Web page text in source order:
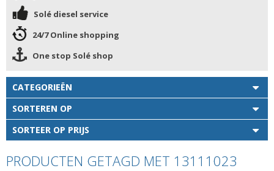
Solé diesel service
24/7 Online shopping
One stop Solé shop
CATEGORIEËN
SORTEREN OP
SORTEER OP PRIJS
PRODUCTEN GETAGD MET 13111023